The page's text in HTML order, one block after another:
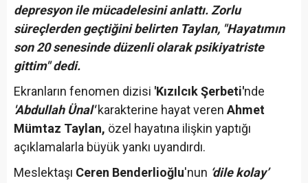
depresyon ile mücadelesini anlattı. Zorlu
süreçlerden geçtiğini belirten Taylan, "Hayatımın
son 20 senesinde düzenli olarak psikiyatriste
gittim" dedi.
Ekranların fenomen dizisi 'Kızılcık Şerbeti'nde
'Abdullah Ünal'karakterine hayat veren Ahmet
Mümtaz Taylan, özel hayatına ilişkin yaptığı
açıklamalarla büyük yankı uyandırdı.
Meslektaşı Ceren Benderlioğlu'nun ‘dile kolay’